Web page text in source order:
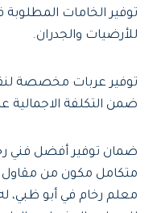
توفير الخامات المطلوبة
للأرضيات والجدران.
توفير عربات مخصصة
ضمن التكلفة الاجمالية
ضمان توفير أفضل فني
متكامل مكون من مقاول
معلم رخام في أبو ظبي،